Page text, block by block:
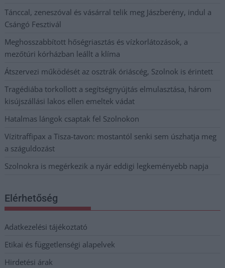
Tánccal, zeneszóval és vásárral telik meg Jászberény, indul a
Csángó Fesztivál
Meghosszabbított hőségriasztás és vízkorlátozások, a
mezőtúri kórházban leállt a klíma
Átszervezi működését az osztrák óriáscég, Szolnok is érintett
Tragédiába torkollott a segítségnyújtás elmulasztása, három
kisújszállási lakos ellen emeltek vádat
Hatalmas lángok csaptak fel Szolnokon
Vízitraffipax a Tisza-tavon: mostantól senki sem úszhatja meg
a száguldozást
Szolnokra is megérkezik a nyár eddigi legkeményebb napja
Elérhetőség
Adatkezelési tájékoztató
Etikai és függetlenségi alapelvek
Hirdetési árak